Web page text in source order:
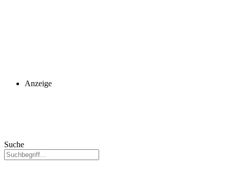
Anzeige
Suche